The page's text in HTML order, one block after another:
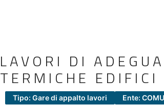
LAVORI DI
TERMICHE EDIFICI
Tipo: Gare di appalto lavori Ente: